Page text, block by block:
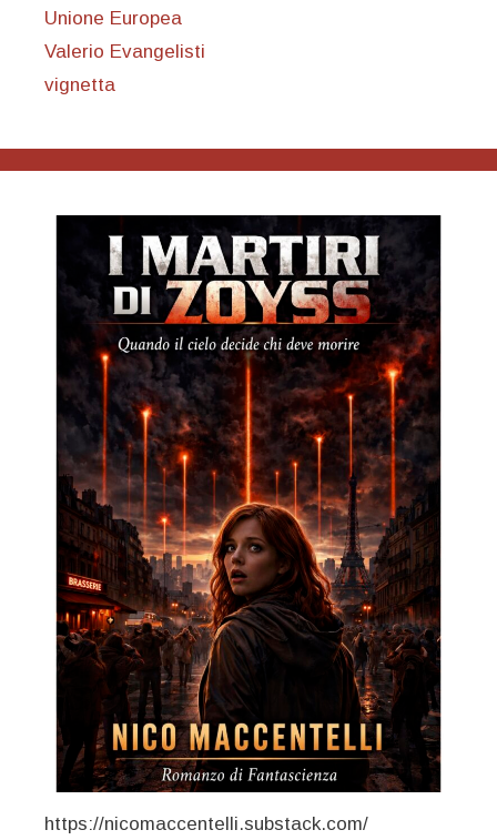
Unione Europea
Valerio Evangelisti
vignetta
https://nicomaccentelli.substack.com/